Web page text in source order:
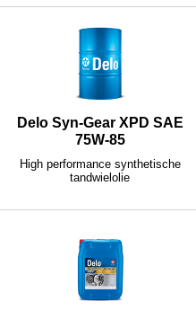
Delo Syn-Gear XPD SAE
75W-85
High performance synthetische
tandwielolie